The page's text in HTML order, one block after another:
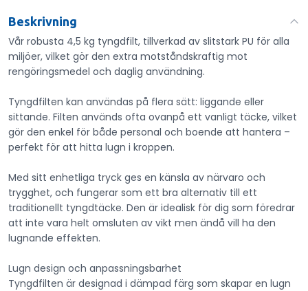
Beskrivning
Vår robusta 4,5 kg tyngdfilt, tillverkad av slitstark PU för alla
miljöer, vilket gör den extra motståndskraftig mot
rengöringsmedel och daglig användning.
Tyngdfilten kan användas på flera sätt: liggande eller
sittande. Filten används ofta ovanpå ett vanligt täcke, vilket
gör den enkel för både personal och boende att hantera –
perfekt för att hitta lugn i kroppen.
Med sitt enhetliga tryck ges en känsla av närvaro och
trygghet, och fungerar som ett bra alternativ till ett
traditionellt tyngdtäcke. Den är idealisk för dig som föredrar
att inte vara helt omsluten av vikt men ändå vill ha den
lugnande effekten.
Lugn design och anpassningsbarhet
Tyngdfilten är designad i dämpad färg som skapar en lugn